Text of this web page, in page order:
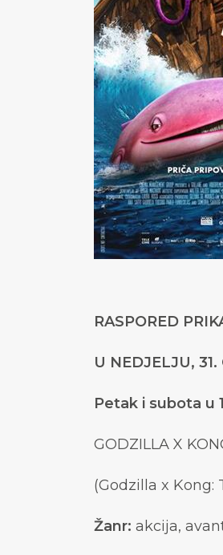
RASPORED
U NEDJELJU,
Petak i subota u
GODZILLA X
(Godzilla x Kong:
Žanr: akcija,